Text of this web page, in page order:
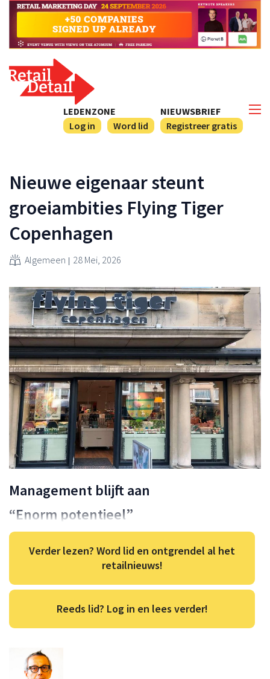
NIEUWSBRIEF
Registreer gratis
LEDENZONE
Log in
Word lid
Nieuwe eigenaar steunt
groeiambities Flying Tiger
Copenhagen
Algemeen 28 Mei, 2026
Management blijft aan
“Enorm potentieel”
Verder lezen? Word lid en ontgrendel al het
retailnieuws!
Reeds lid? Log in en lees verder!